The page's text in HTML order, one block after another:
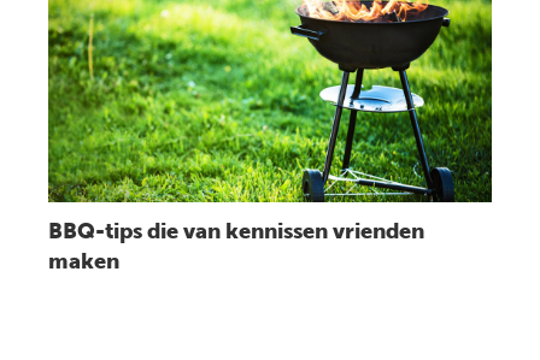
Lees bericht
BBQ-tips die van kennissen vrienden
maken